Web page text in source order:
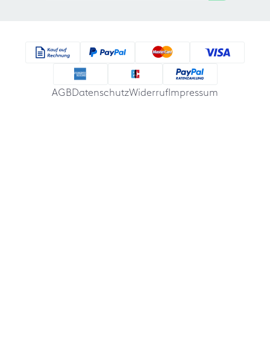
AGBDatenschutzWiderrufImpressum